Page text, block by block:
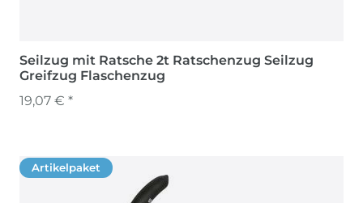
Seilzug mit Ratsche 2t Ratschenzug Seilzug
Greifzug Flaschenzug
19,07 € *
Artikelpaket